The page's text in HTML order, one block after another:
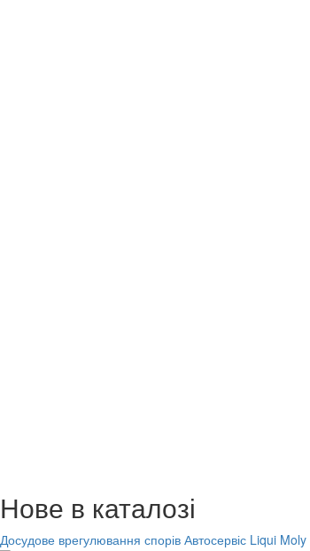
Нове в каталозі
Досудове врегулювання спорів Автосервіс Liqui Moly